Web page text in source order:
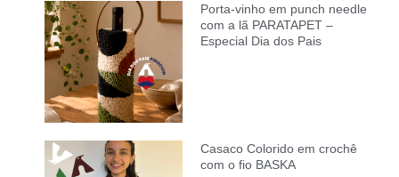
Porta-vinho em punch needle
com a lã PARATAPET –
Especial Dia dos Pais
Casaco Colorido em crochê
com o fio BASKA